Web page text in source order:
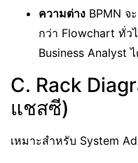
ความต่าง BPMN
กว่า Flowchart ทั่ว
Business Analyst
C. Rack
แชสซี)
เหมาะสำหรับ System